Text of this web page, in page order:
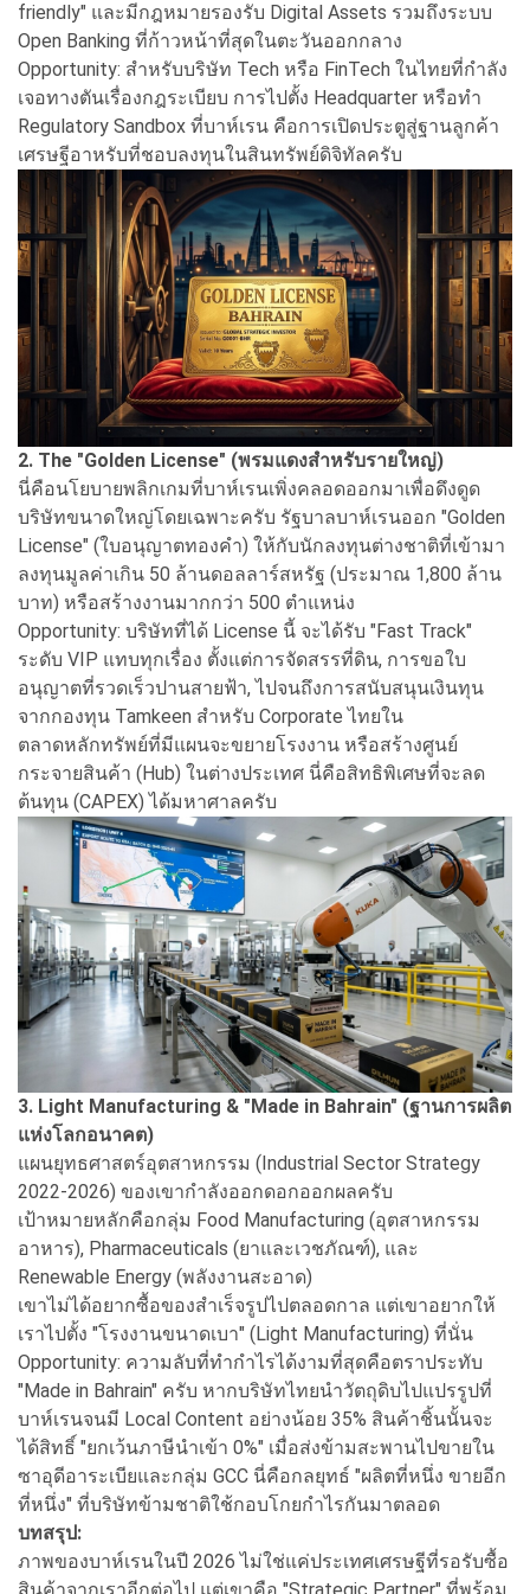
friendly" และมีกฎหมายรองรับ Digital Assets รวมถึงระบบ
Open Banking ที่ก้าวหน้าที่สุดในตะวันออกกลาง
Opportunity: สำหรับบริษัท Tech หรือ FinTech ในไทยที่กำลัง
เจอทางตันเรื่องกฎระเบียบ การไปตั้ง Headquarter หรือทำ
Regulatory Sandbox ที่บาห์เรน คือการเปิดประตูสู่ฐานลูกค้า
เศรษฐีอาหรับที่ชอบลงทุนในสินทรัพย์ดิจิทัลครับ
2. The "Golden License" (พรมแดงสำหรับรายใหญ่)
นี่คือนโยบายพลิกเกมที่บาห์เรนเพิ่งคลอดออกมาเพื่อดึงดูด
บริษัทขนาดใหญ่โดยเฉพาะครับ รัฐบาลบาห์เรนออก "Golden
License" (ใบอนุญาตทองคำ) ให้กับนักลงทุนต่างชาติที่เข้ามา
ลงทุนมูลค่าเกิน 50 ล้านดอลลาร์สหรัฐ (ประมาณ 1,800 ล้าน
บาท) หรือสร้างงานมากกว่า 500 ตำแหน่ง
Opportunity: บริษัทที่ได้ License นี้ จะได้รับ "Fast Track"
ระดับ VIP แทบทุกเรื่อง ตั้งแต่การจัดสรรที่ดิน, การขอใบ
อนุญาตที่รวดเร็วปานสายฟ้า, ไปจนถึงการสนับสนุนเงินทุน
จากกองทุน Tamkeen สำหรับ Corporate ไทยใน
ตลาดหลักทรัพย์ที่มีแผนจะขยายโรงงาน หรือสร้างศูนย์
กระจายสินค้า (Hub) ในต่างประเทศ นี่คือสิทธิพิเศษที่จะลด
ต้นทุน (CAPEX) ได้มหาศาลครับ
3. Light Manufacturing & "Made in Bahrain" (ฐานการผลิต
แห่งโลกอนาคต)
แผนยุทธศาสตร์อุตสาหกรรม (Industrial Sector Strategy
2022-2026) ของเขากำลังออกดอกออกผลครับ
เป้าหมายหลักคือกลุ่ม Food Manufacturing (อุตสาหกรรม
อาหาร), Pharmaceuticals (ยาและเวชภัณฑ์), และ
Renewable Energy (พลังงานสะอาด)
เขาไม่ได้อยากซื้อของสำเร็จรูปไปตลอดกาล แต่เขาอยากให้
เราไปตั้ง "โรงงานขนาดเบา" (Light Manufacturing) ที่นั่น
Opportunity: ความลับที่ทำกำไรได้งามที่สุดคือตราประทับ
"Made in Bahrain" ครับ หากบริษัทไทยนำวัตถุดิบไปแปรรูปที่
บาห์เรนจนมี Local Content อย่างน้อย 35% สินค้าชิ้นนั้นจะ
ได้สิทธิ์ "ยกเว้นภาษีนำเข้า 0%" เมื่อส่งข้ามสะพานไปขายใน
ซาอุดีอาระเบียและกลุ่ม GCC นี่คือกลยุทธ์ "ผลิตที่หนึ่ง ขายอีก
ที่หนึ่ง" ที่บริษัทข้ามชาติใช้กอบโกยกำไรกันมาตลอด
บทสรุป:
ภาพของบาห์เรนในปี 2026 ไม่ใช่แค่ประเทศเศรษฐีที่รอรับซื้อ